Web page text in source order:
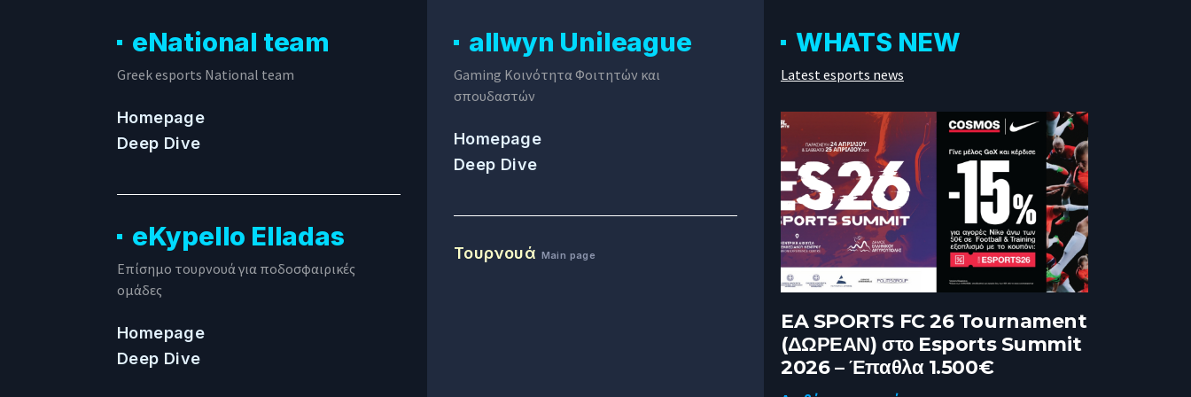
eNational team
Greek esports National team
Homepage
Deep Dive
eKypello Elladas
Επίσημο τουρνουά για ποδοσφαιρικές
ομάδες
Homepage
Deep Dive
allwyn Unileague
Gaming Κοινότητα Φοιτητών και
σπουδαστών
Homepage
Deep Dive
Τουρνουά Main page
WHATS NEW
Latest esports news
EA SPORTS FC 26 Tournament
(ΔΩΡΕΑΝ) στο Esports Summit
2026 – Έπαθλα 1.500€